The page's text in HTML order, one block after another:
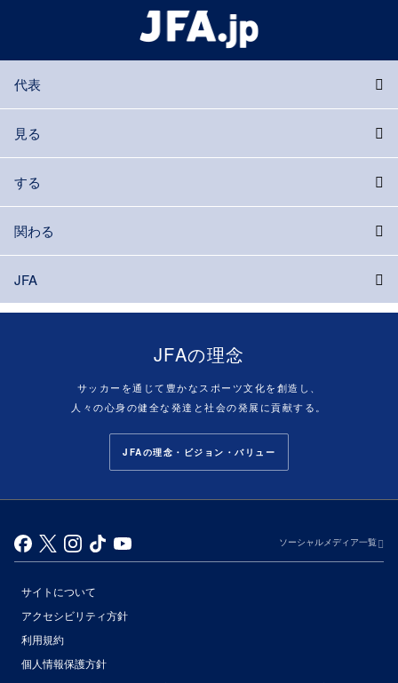
代表
見る
する
関わる
JFA
JFAの理念
サッカーを通じて豊かなスポーツ文化を創造し、
人々の心身の健全な発達と社会の発展に貢献する。
JFAの理念・ビジョン・バリュー
ソーシャルメディア一覧
サイトについて
アクセシビリティ方針
利用規約
個人情報保護方針